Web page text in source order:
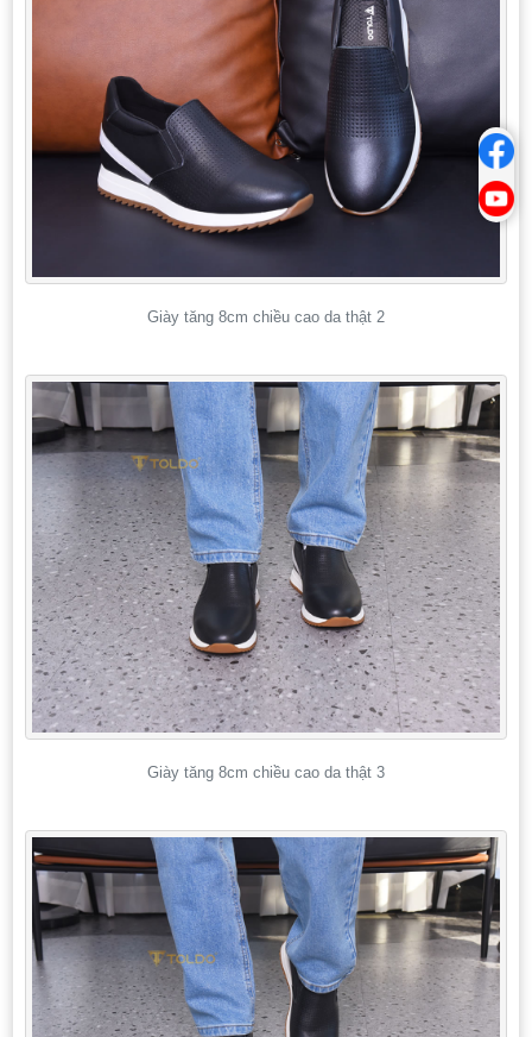
Giày tăng 8cm chiều cao da thật 2
Giày tăng 8cm chiều cao da thật 3